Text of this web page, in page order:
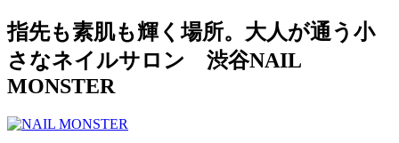
指先も素肌も輝く場所。大人が通う小
さなネイルサロン 渋谷NAIL
MONSTER